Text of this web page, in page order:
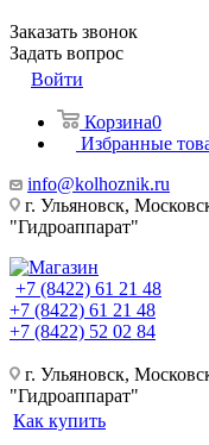
Заказать звонок
Задать вопрос
Войти
Корзина0
Избранные
info@kolhoznik.ru
г. Ульяновск,
"Гидроаппарат"
+7 (8422) 61 21 48
+7 (8422) 61 21 48
+7 (8422) 52 02 84
г. Ульяновск,
"Гидроаппарат"
Как купить